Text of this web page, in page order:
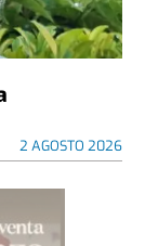
2 AGOSTO 2026